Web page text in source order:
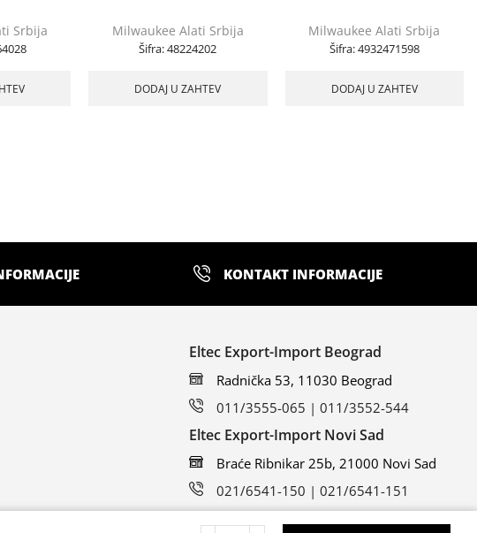
Srbija Milwaukee Alati Srbija
Šifra:48224202
DODAJ U ZAHTEV
Milwaukee Alati Srbija
Šifra:4932471598
DODAJ U ZAHTEV
KONTAKT INFORMACIJE
Eltec Export-Import Beograd
Radnička 53, 11030 Beograd
011/3555-065 | 011/3552-544
Eltec Export-Import Novi Sad
Braće Ribnikar 25b, 21000 Novi Sad
021/6541-150 | 021/6541-151